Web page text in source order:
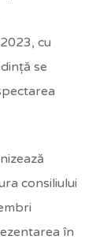
cu
se
consiliului
în